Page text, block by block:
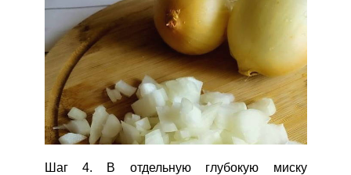
Шаг 4. В отдельную глубокую миску